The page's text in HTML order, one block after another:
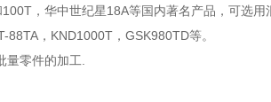
，华中世纪星18A等国内著名产品，可选用
，KND1000T，GSK980TD等。
零件的加工.